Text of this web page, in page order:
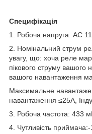
Специфікація
1. Робоча напруга: AC
2. Номінальний струм
увагу, що: хоча реле
пікового струму
вашого навантаження
Максимальне
навантаження ≤25A,
3. Робоча частота: 433
4. Чутливість